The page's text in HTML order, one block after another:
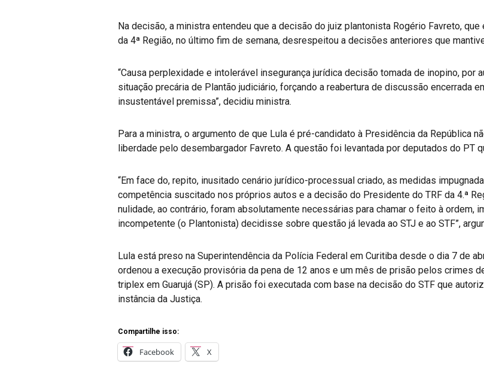
Na decisão, a ministra entendeu que a decisão do juiz plantonista Rogério Favreto,
da 4ª Região, no último fim de semana, desrespeitou a decisões anteriores que
“Causa perplexidade e intolerável insegurança jurídica decisão tomada de inopino,
situação precária de Plantão judiciário, forçando a reabertura de discussão encerrada
insustentável premissa”, decidiu ministra.
Para a ministra, o argumento de que Lula é pré-candidato à Presidência da República
liberdade pelo desembargador Favreto. A questão foi levantada por deputados do PT
“Em face do, repito, inusitado cenário jurídico-processual criado, as medidas
competência suscitado nos próprios autos e a decisão do Presidente do TRF da 4.ª
nulidade, ao contrário, foram absolutamente necessárias para chamar o feito à ordem,
incompetente (o Plantonista) decidisse sobre questão já levada ao STJ e ao STF”,
Lula está preso na Superintendência da Polícia Federal em Curitiba desde o dia 7 de
ordenou a execução provisória da pena de 12 anos e um mês de prisão pelos crimes
triplex em Guarujá (SP). A prisão foi executada com base na decisão do STF que
instância da Justiça.
Compartilhe isso:
Facebook X